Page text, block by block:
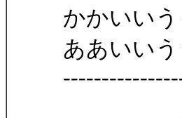
かかいい
ああいい